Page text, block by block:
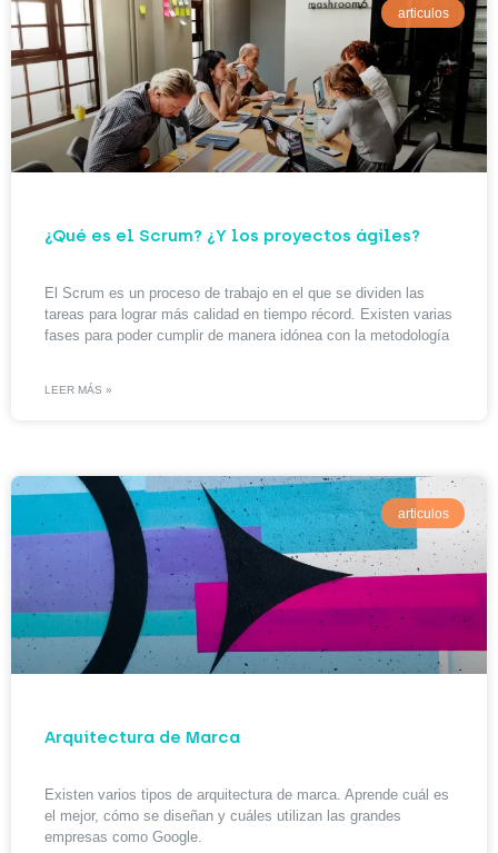
articulos
¿Qué es el Scrum? ¿Y los proyectos ágiles?
El Scrum es un proceso de trabajo en el que se dividen las
tareas para lograr más calidad en tiempo récord. Existen varias
fases para poder cumplir de manera idónea con la metodología
LEER MÁS »
articulos
Arquitectura de Marca
Existen varios tipos de arquitectura de marca. Aprende cuál es
el mejor, cómo se diseñan y cuáles utilizan las grandes
empresas como Google.